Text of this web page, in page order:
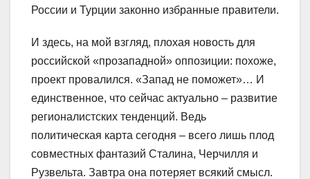
России и Турции законно избранные правители.
И здесь, на мой взгляд, плохая новость для
российской «прозападной» оппозиции: похоже,
проект провалился. «Запад не поможет»… И
единственное, что сейчас актуально – развитие
регионалистских тенденций. Ведь
политическая карта сегодня – всего лишь плод
совместных фантазий Сталина, Черчилля и
Рузвельта. Завтра она потеряет всякий смысл.